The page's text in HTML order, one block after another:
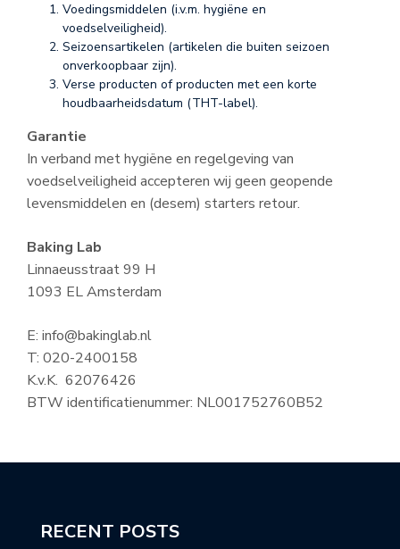
Voedingsmiddelen (i.v.m. hygiëne en
voedselveiligheid).
Seizoensartikelen (artikelen die buiten seizoen
onverkoopbaar zijn).
Verse producten of producten met een korte
houdbaarheidsdatum (THT-label).
Garantie
In verband met hygiëne en regelgeving van
voedselveiligheid accepteren wij geen geopende
levensmiddelen en (desem) starters retour.
Baking Lab
Linnaeusstraat 99 H
1093 EL Amsterdam
E: info@bakinglab.nl
T: 020-2400158
K.v.K. 62076426
BTW identificatienummer: NL001752760B52
RECENT POSTS